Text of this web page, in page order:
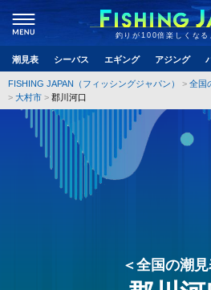
釣りが100倍楽しくなる
潮見表 シーバス エギング アジング
FISHING JAPAN（フィッシングジャパン） 全国
大村市
郡川河口
＜全国の潮見